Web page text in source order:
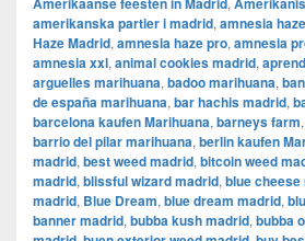
amerikanska partier i madrid, amnesia
Haze Madrid, amnesia haze pro, amnesia
amnesia xxl, animal cookies madrid,
arguelles marihuana, badoo marihuana,
de españa marihuana, bar hachis madrid,
barcelona kaufen Marihuana, barneys farm,
barrio del pilar marihuana, berlin kaufen
madrid, best weed madrid, bitcoin weed
madrid, blissful wizard madrid, blue cheese
madrid, Blue Dream, blue dream madrid,
banner madrid, bubba kush madrid, bubba